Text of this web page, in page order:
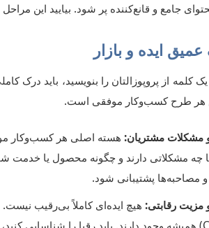
جامع و قانع‌کننده پر شود. بیایید این
ایده و بازار
کلمه از پروپوزالتان را بنویسید، باید درک
هر طرح کسب‌وکار موفقی است.
و مشکلات مشتریان: هسته اصلی هر کسب‌وکار
مشکلاتی دارند و چگونه محصول یا خدمت
مصاحبه‌ها پشتیبانی شود.
مزیت رقابتی: